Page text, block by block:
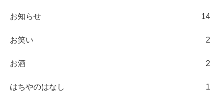
お知らせ 14
お笑い 2
お酒 2
はちやのはなし 1